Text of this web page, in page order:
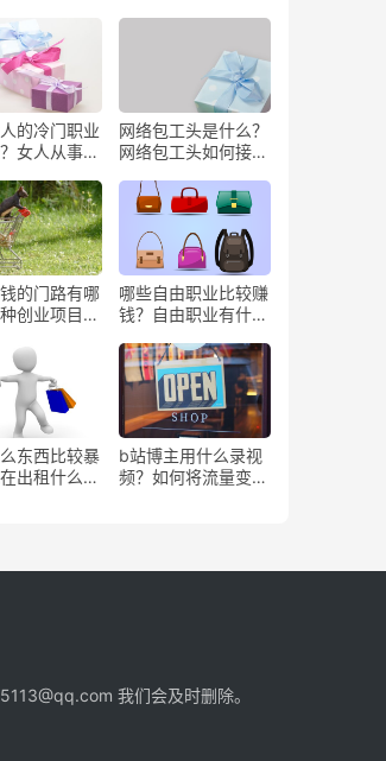
的冷门职业
女人从事哪
网络包工头是什么？
网络包工头如何接业
的门路有哪
创业项目推
哪些自由职业比较赚
钱？自由职业有什么
东西比较暴
出租什么更
b站博主用什么录视
频？如何将流量变
我们会及时删除。